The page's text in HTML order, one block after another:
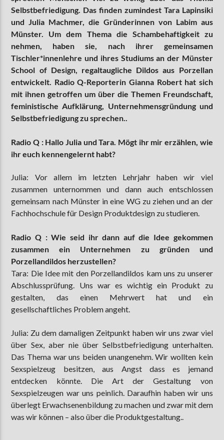
AKTUELLE SENDUNG
MOEBIUS
12:00 24:00
ZU HÖREN IN Münster90,9 MHzSteinfurt103,9 MHz
Selbstbefriedigung. Das finden zumindest Tara Lapinsiki
und Julia Machmer, die Gründerinnen von Labim aus
Münster. Um dem Thema die Schambehaftigkeit zu
nehmen, haben sie, nach ihrer gemeinsamen
Tischler*innenlehre und ihres Studiums an der Münster
School of Design, regaltaugliche Dildos aus Porzellan
entwickelt. Radio Q-Reporterin Gianna Robert hat sich
mit ihnen getroffen um über die Themen Freundschaft,
feministische Aufklärung, Unternehmensgründung und
Selbstbefriedigung zu sprechen..
Radio Q : Hallo Julia und Tara. Mögt ihr mir erzählen, wie
ihr euch kennengelernt habt?
Julia: Vor allem im letzten Lehrjahr haben wir viel
zusammen unternommen und dann auch entschlossen
gemeinsam nach Münster in eine WG zu ziehen und an der
Fachhochschule für Design Produktdesign zu studieren.
Radio Q : Wie seid ihr dann auf die Idee gekommen
zusammen ein Unternehmen zu gründen und
Porzellandildos herzustellen?
Tara: Die Idee mit den Porzellandildos kam uns zu unserer
Abschlussprüfung. Uns war es wichtig ein Produkt zu
gestalten, das einen Mehrwert hat und ein
gesellschaftliches Problem angeht.
Julia: Zu dem damaligen Zeitpunkt haben wir uns zwar viel
über Sex, aber nie über Selbstbefriedigung unterhalten.
Das Thema war uns beiden unangenehm. Wir wollten kein
Sexspielzeug besitzen, aus Angst dass es jemand
entdecken könnte. Die Art der Gestaltung von
Sexspielzeugen war uns peinlich. Daraufhin haben wir uns
überlegt Erwachsenenbildung zu machen und zwar mit dem
was wir können – also über die Produktgestaltung..